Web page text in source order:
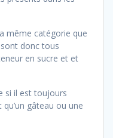
même catégorie que
donc tous
en sucre et et
si il est toujours
gâteau ou une